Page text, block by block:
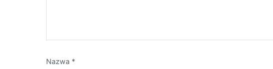
Nazwa *